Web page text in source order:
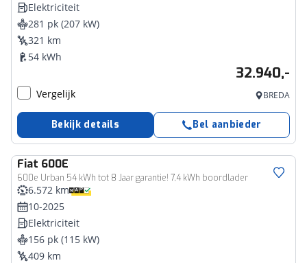
Elektriciteit
281 pk (207 kW)
321 km
54 kWh
32.940,-
Vergelijk BREDA
Bekijk details Bel aanbieder
Fiat 600E
600e Urban 54 kWh tot 8 Jaar garantie! 7,4 kWh boordlader
6.572 km
10-2025
Elektriciteit
156 pk (115 kW)
409 km